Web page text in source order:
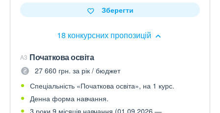
18 конкурсних пропозицій
Зберегти
A3 Початкова освіта
27 660 грн. за рік / бюджет
Спеціальність «Початкова освіта», на 1 курс.
Денна форма навчання.
3 роки 9 місяців навчання (01.09.2026 —